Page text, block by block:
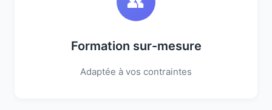
Formation sur-mesure
Adaptée à vos contraintes